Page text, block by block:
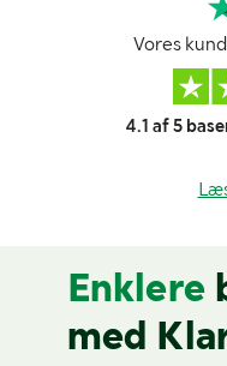
Vores
4.1 af 5
Enklere
med